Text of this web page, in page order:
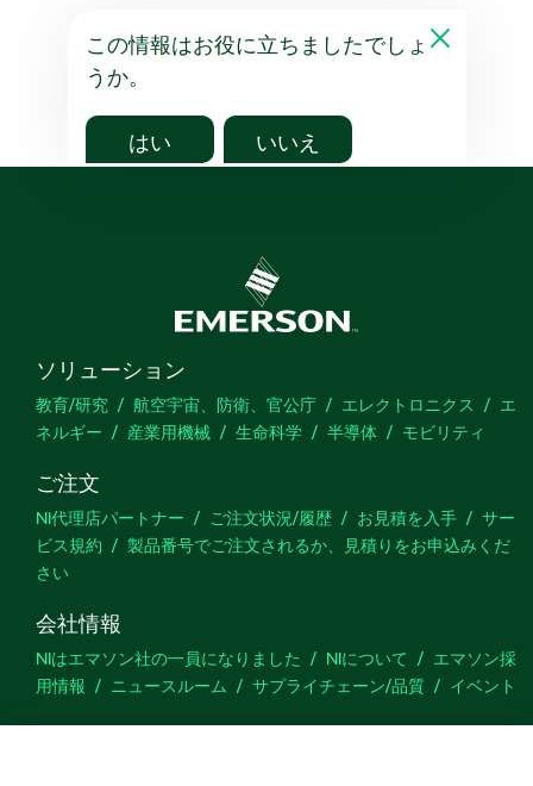
この情報はお役に立ちましたでしょ
うか。
はい いいえ
ソリューション
教育/研究 航空宇宙、防衛、官公庁 エレクトロニクス
エ
ネルギー
産業用機械 生命科学 半導体 モビリティ
ご注文
NI代理店パートナー ご注文状況/履歴 お見積を入手
サー
ビス規約
製品番号でご注文されるか、見積りをお申込みくだ
さい
会社情報
NIはエマソン社の一員になりました NIについて
エマソン採
用情報
ニュースルーム サプライチェーン/品質 イベント
サポート